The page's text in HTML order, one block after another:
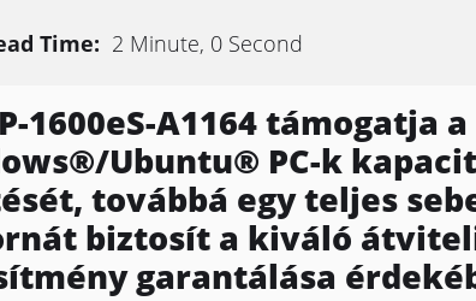
Time: 2 Minute, 0 Second
1600eS-A1164 támogatja a
Ubuntu® PC-k
továbbá egy teljes
biztosít a kiváló
garantálása